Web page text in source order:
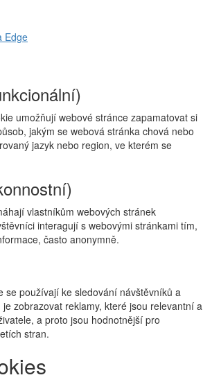
Edge
umožňují webové stránce zapamatovat si
jakým se webová stránka chová nebo
jazyk nebo region, ve kterém se
vlastníkům webových stránek
interagují s webovými stránkami tím,
často anonymně.
se používají ke sledování návštěvníků a
zobrazovat reklamy, které jsou relevantní a
a proto jsou hodnotnější pro
stran.